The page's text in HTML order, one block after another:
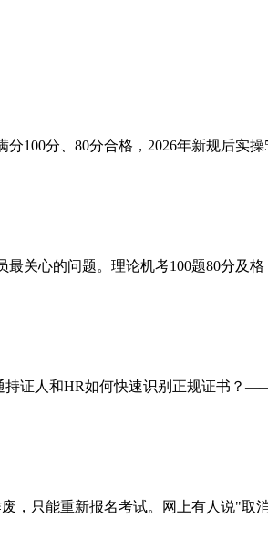
100分、80分合格，2026年新规后实操
关心的问题。理论机考100题80分及格
持证人和HR如何快速识别正规证书？
，只能重新报名考试。网上有人说"取